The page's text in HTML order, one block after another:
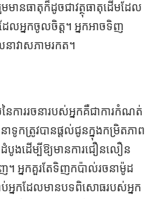
នធាតុក៏ដូចជាវត្ថុធាតុដើមដែល
ែលអ្នកចូលចិត្ត។ អ្នកអាចទិញ
វាសភាមរកត។
ាររចនារបស់អ្នកគឺជាការកំណត់
ទូកត្រូវបានផ្តល់ជូនក្នុងកម្រិតភាព
ាដំបូងដើម្បីឱ្យមានការជឿនលឿន
អ្នកគួរតែទិញកប៉ាល់រចនាម៉ូដ
ប់អ្នកដែលមានបទពិសោធរបស់អ្នក